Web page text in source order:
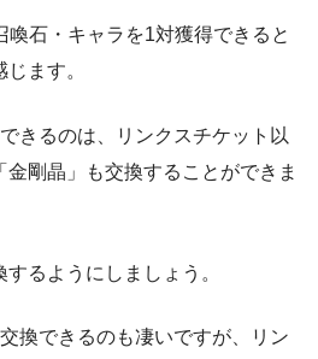
喚石・キャラを1対獲得できると
ます。
きるのは、リンクスチケット以
剛晶」も交換することができま
るようにしましょう。
換できるのも凄いですが、リン